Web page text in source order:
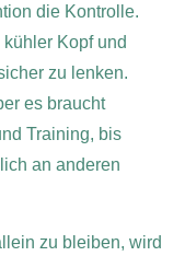
die Kontrolle.
Kopf und
zu lenken.
es braucht
Training, bis
an anderen
zu bleiben, wird